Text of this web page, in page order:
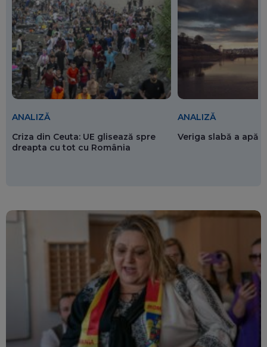
ANALIZĂ
Criza din Ceuta: UE glisează spre
dreapta cu tot cu România
ANALIZĂ
Veriga slabă a